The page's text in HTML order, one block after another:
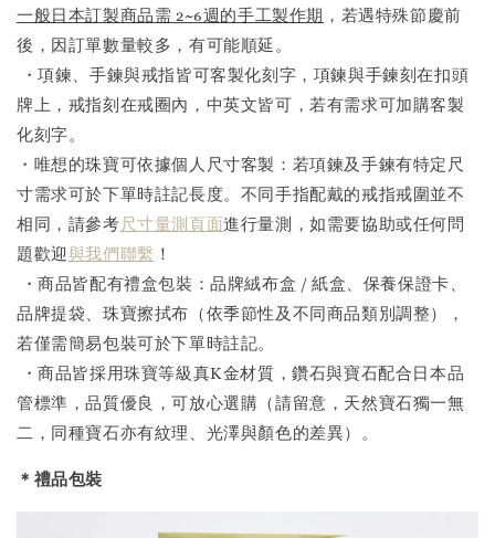
一般日本訂製商品需 2~6週的手工製作期 ，若遇特殊節慶前
後，因訂單數量較多，有可能順延。
・項鍊、手鍊與戒指皆可客製化刻字，項鍊與手鍊刻在扣頭
牌上，戒指刻在戒圈內，中英文皆可，若有需求可加購客製
化刻字。
・唯想的珠寶可依據個人尺寸客製：若項鍊及手鍊有特定尺
寸需求可於下單時註記長度。不同手指配戴的戒指戒圍並不
相同，請參考尺寸量測頁面進行量測，如需要協助或任何問
題歡迎與我們聯繫 ！
・商品皆配有禮盒包裝：品牌絨布盒 / 紙盒、保養保證卡、
品牌提袋、珠寶擦拭布（依季節性及不同商品類別調整），
若僅需簡易包裝可於下單時註記。
・商品皆採用珠寶等級真K金材質，鑽石與寶石配合日本品
管標準，品質優良，可放心選購（請留意，天然寶石獨一無
二，同種寶石亦有紋理、光澤與顏色的差異）。
＊禮品包裝